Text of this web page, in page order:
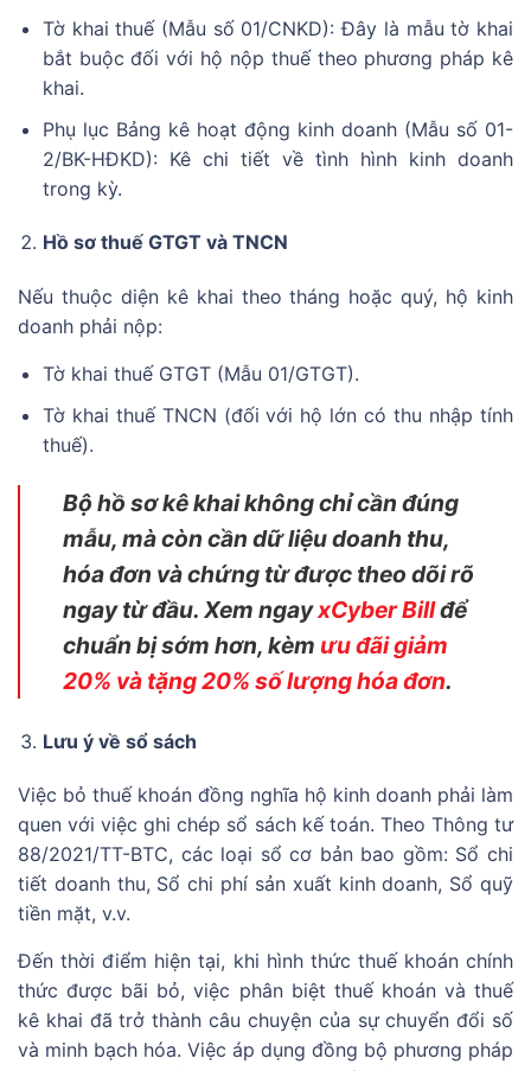
Tờ khai thuế (Mẫu số 01/CNKD): Đây là mẫu tờ khai
bắt buộc đối với hộ nộp thuế theo phương pháp kê
khai.
Phụ lục Bảng kê hoạt động kinh doanh (Mẫu số 01-
2/BK-HĐKD): Kê chi tiết về tình hình kinh doanh
trong kỳ.
Hồ sơ thuế GTGT và TNCN
Nếu thuộc diện kê khai theo tháng hoặc quý, hộ kinh
doanh phải nộp:
Tờ khai thuế GTGT (Mẫu 01/GTGT).
Tờ khai thuế TNCN (đối với hộ lớn có thu nhập tính
thuế).
Bộ hồ sơ kê khai không chỉ cần đúng
mẫu, mà còn cần dữ liệu doanh thu,
hóa đơn và chứng từ được theo dõi rõ
ngay từ đầu. Xem ngayxCyber Billđể
chuẩn bị sớm hơn, kèm ưu đãi giảm
20% và tặng 20% số lượng hóa đơn.
Lưu ý về sổ sách
Việc bỏ thuế khoán đồng nghĩa hộ kinh doanh phải làm
quen với việc ghi chép sổ sách kế toán. Theo Thông tư
88/2021/TT-BTC, các loại sổ cơ bản bao gồm: Sổ chi
tiết doanh thu, Sổ chi phí sản xuất kinh doanh, Sổ quỹ
tiền mặt, v.v.
Đến thời điểm hiện tại, khi hình thức thuế khoán chính
thức được bãi bỏ, việc phân biệt thuế khoán và thuế
kê khai đã trở thành câu chuyện của sự chuyển đổi số
và minh bạch hóa. Việc áp dụng đồng bộ phương pháp